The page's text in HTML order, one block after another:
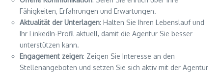
Fähigkeiten, Erfahrungen und Erwartungen.
Aktualität der Unterlagen: Halten Sie Ihren Lebenslauf und
Ihr LinkedIn-Profil aktuell, damit die Agentur Sie besser
unterstützen kann.
Engagement zeigen: Zeigen Sie Interesse an den
Stellenangeboten und setzen Sie sich aktiv mit der Agentur